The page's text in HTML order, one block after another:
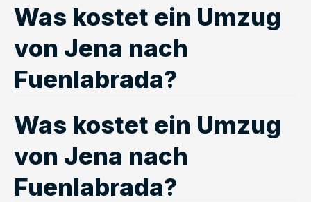
Was kostet ein Umzug
von Jena nach
Fuenlabrada?
Was kostet ein Umzug
von Jena nach
Fuenlabrada?